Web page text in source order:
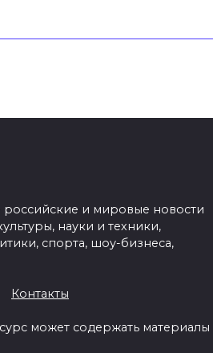
российские и мировые новости
науки и техники,
спорта, шоу-бизнеса,
Контакты
может содержать материалы